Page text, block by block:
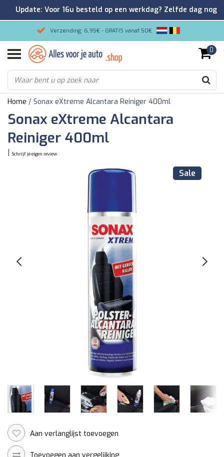
Verzending: 6,95€ - GRATIS vanaf 50€
Gemakkelijk bestellen/Veilig betalen
9.2/10 Klantenrating via Kiyoh!
0
Home / Sonax eXtreme Alcantara Reiniger 400ml
Sonax eXtreme Alcantara
Reiniger 400ml
Schrijf je eigen review
Sale
Aan verlanglijst toevoegen
Toevoegen aan vergelijking
Update: Voor 16u besteld op een werkdag? Zelfde dag nog
verzonden!